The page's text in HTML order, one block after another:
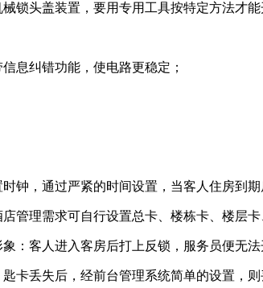
锁头盖装置，要用专用工具按特定方法才
息纠错功能，使电路更稳定；
钟，通过严紧的时间设置，当客人住房到
管理需求可自行设置总卡、楼栋卡、楼层卡
：客人进入客房后打上反锁，服务员便无
卡丢失后，经前台管理系统简单的设置，